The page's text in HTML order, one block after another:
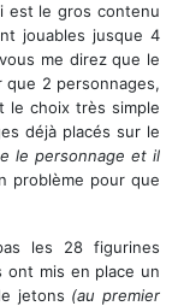
est le gros contenu
jouables jusque 4
me direz que le
que 2 personnages,
le choix très simple
déjà placés sur le
le personnage et il
problème pour que
les 28 figurines
ont mis en place un
jetons (au premier